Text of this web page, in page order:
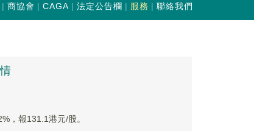
商協會 CAGA 法定公告欄 服務 聯絡我們
，報131.1港元/股。